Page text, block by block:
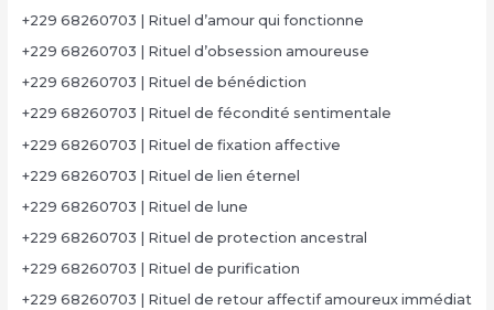
+229 68260703 | Rituel d’amour qui fonctionne
+229 68260703 | Rituel d’obsession amoureuse
+229 68260703 | Rituel de bénédiction
+229 68260703 | Rituel de fécondité sentimentale
+229 68260703 | Rituel de fixation affective
+229 68260703 | Rituel de lien éternel
+229 68260703 | Rituel de lune
+229 68260703 | Rituel de protection ancestral
+229 68260703 | Rituel de purification
+229 68260703 | Rituel de retour affectif amoureux immédiat